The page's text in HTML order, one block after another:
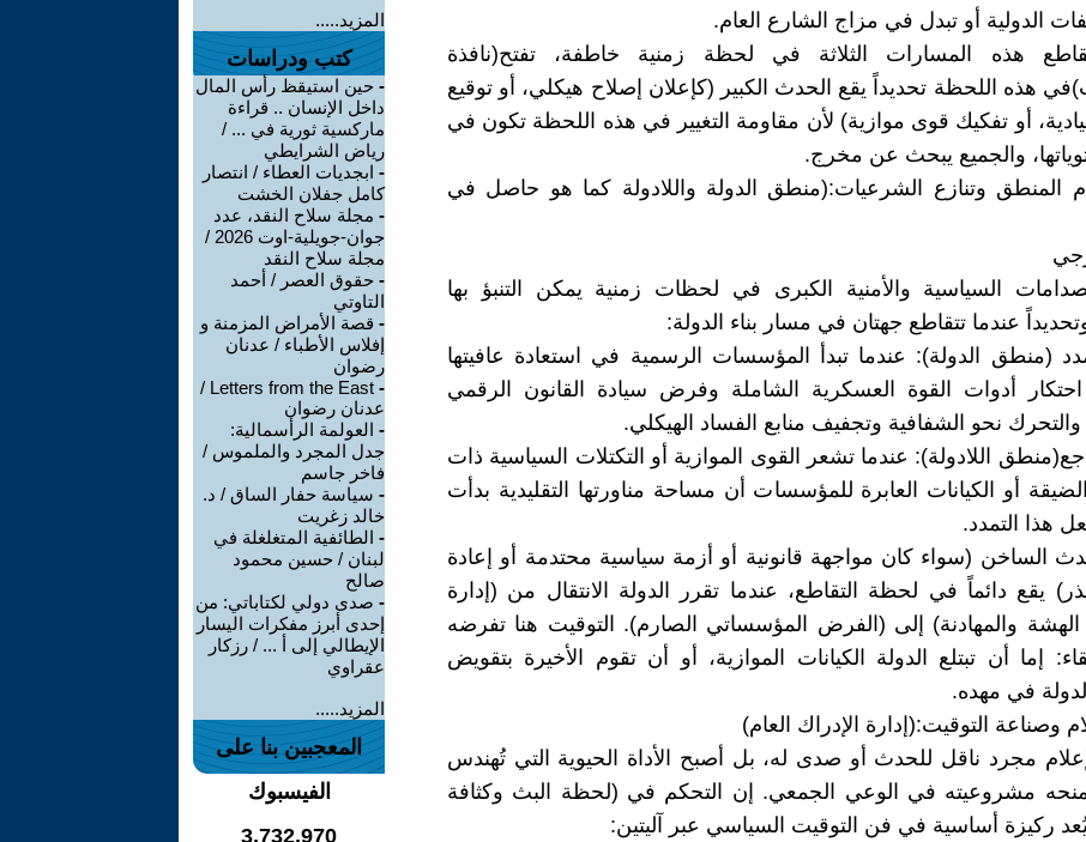
الدولية أو تبدل في مزاج الشارع العام.
هذه المسارات الثلاثة في لحظة زمنية خاطفة، تفتح(نافذة
هذه اللحظة تحديداً يقع الحدث الكبير (كإعلان إصلاح هيكلي، أو توقيع
أو تفكيك قوى موازية) لأن مقاومة التغيير في هذه اللحظة تكون في
والجميع يبحث عن مخرج.
المنطق وتنازع الشرعيات:(منطق الدولة واللادولة كما هو حاصل في
السياسية والأمنية الكبرى في لحظات زمنية يمكن التنبؤ بها
وتحديداً عندما تتقاطع جهتان في مسار بناء الدولة:
(منطق الدولة): عندما تبدأ المؤسسات الرسمية في استعادة عافيتها
أدوات القوة العسكرية الشاملة وفرض سيادة القانون الرقمي
والتحرك نحو الشفافية وتجفيف منابع الفساد الهيكلي.
اللادولة): عندما تشعر القوى الموازية أو التكتلات السياسية ذات
أو الكيانات العابرة للمؤسسات أن مساحة مناورتها التقليدية بدأت
هذا التمدد.
الساخن (سواء كان مواجهة قانونية أو أزمة سياسية محتدمة أو إعادة
يقع دائماً في لحظة التقاطع، عندما تقرر الدولة الانتقال من (إدارة
الهشة والمهادنة) إلى (الفرض المؤسساتي الصارم). التوقيت هنا تفرضه
إما أن تبتلع الدولة الكيانات الموازية، أو أن تقوم الأخيرة بتقويض
في مهده.
وصناعة التوقيت:(إدارة الإدراك العام)
مجرد ناقل للحدث أو صدى له، بل أصبح الأداة الحيوية التي تُهندس
مشروعيته في الوعي الجمعي. إن التحكم في (لحظة البث وكثافة
يُعد ركيزة أساسية في فن التوقيت السياسي عبر آليتين:
المزيد.....
كتب ودراسات
- حين استيقظ رأس المال
داخل الإنسان .. قراءة
ماركسية ثورية في ... /
رياض الشرايطي
- ابجديات العطاء / انتصار
كامل جفلان الخشت
- مجلة سلاح النقد، عدد
جوان-جويلية-اوت 2026 /
مجلة سلاح النقد
- حقوق العصر / أحمد
التاوتي
- قصة الأمراض المزمنة و
إفلاس الأطباء / عدنان
رضوان
-
Letters from the East /
عدنان رضوان
- العولمة الرأسمالية:
جدل المجرد والملموس /
فاخر جاسم
- سياسة حفار الساق / د.
خالد زغريت
- الطائفية المتغلغلة في
لبنان / حسين محمود
صالح
- صدى دولي لكتاباتي: من
إحدى أبرز مفكرات اليسار
الإيطالي إلى أ ... / رزكار
عقراوي
المزيد.....
المعجبين بنا على
الفيسبوك
3,732,970